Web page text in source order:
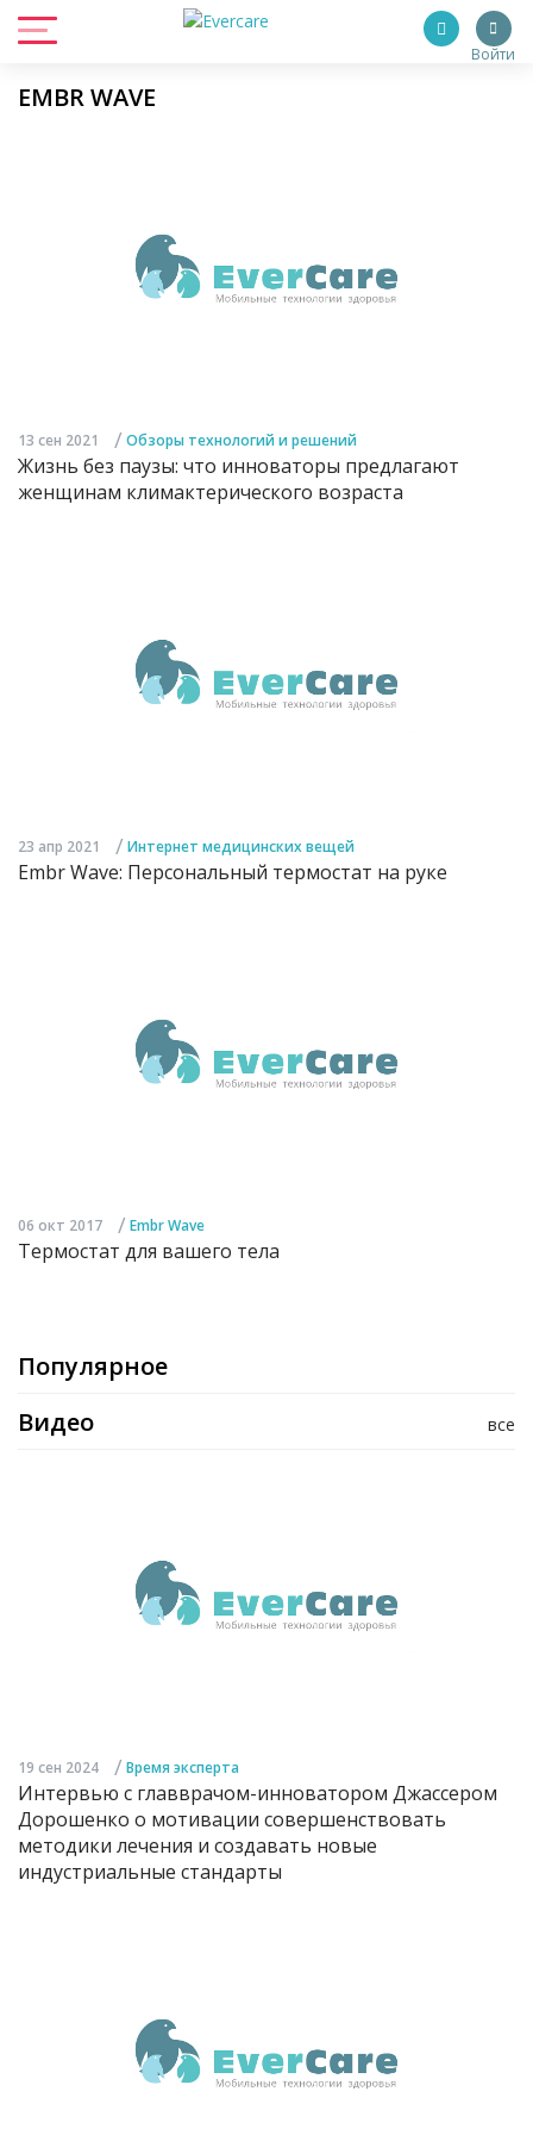
Войти
EMBR WAVE
13 сен 2021 / Обзоры технологий и решений
Жизнь без паузы: что инноваторы предлагают
женщинам климактерического возраста
23 апр 2021 / Интернет медицинских вещей
Embr Wave: Персональный термостат на руке
06 окт 2017 / Embr Wave
Термостат для вашего тела
Популярное
все
Видео
19 сен 2024 / Время эксперта
Интервью с главврачом-инноватором Джассером
Дорошенко о мотивации совершенствовать
методики лечения и создавать новые
индустриальные стандарты